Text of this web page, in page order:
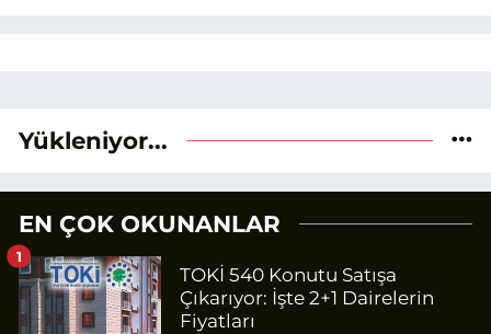
Yükleniyor...
EN ÇOK OKUNANLAR
TOKİ 540 Konutu Satışa
Çıkarıyor: İşte 2+1 Dairelerin
Fiyatları
1